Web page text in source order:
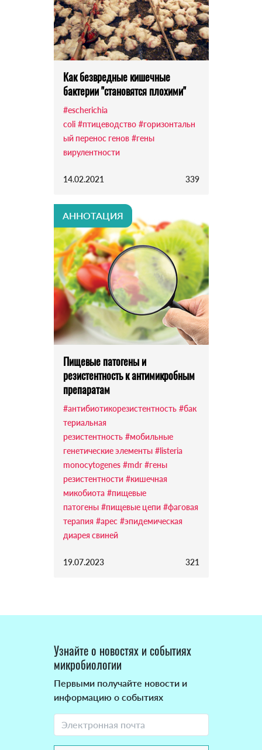
Как безвредные кишечные
бактерии "становятся плохими"
#escherichia
coli #птицеводство #горизонтальн
ый перенос генов #гены
вирулентности
14.02.2021 339
АННОТАЦИЯ
Пищевые патогены и
резистентность к антимикробным
препаратам
#антибиотикорезистентность #бак
териальная
резистентность #мобильные
генетические элементы #listeria
monocytogenes #mdr #гены
резистентности #кишечная
микобиота #пищевые
патогены #пищевые цепи #фаговая
терапия #apec #эпидемическая
диарея свиней
19.07.2023 321
Узнайте о новостях и событиях
микробиологии
Первыми получайте новости и
информацию о событиях